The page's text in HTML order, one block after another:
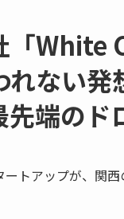
「White
れない
端の
トアップが、関西